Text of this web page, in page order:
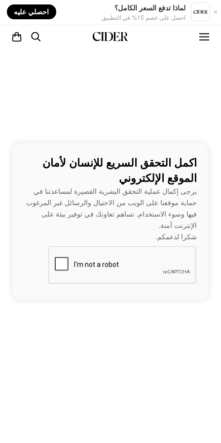
لماذا تدفع السعر الكامل؟
احصل على خصم 15% في التطبيق
احصلي عليه
اكمل التحقق السريع للإنسان لأمان
الموقع الإلكتروني
يرجى إكمال عملية التحقق البشرية القصيرة لمساعدتنا في
حماية موقعنا على الويب من الاحتيال والرسائل غير المرغوب
فيها وسوء الاستخدام. تساهم تعاونك في توفير بيئة على
الإنترنت آمنة.
شكرا لدعمكم.